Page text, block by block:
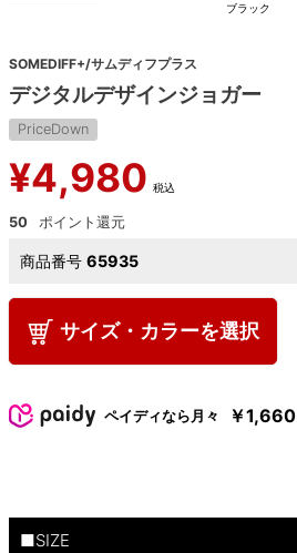
ブラック
SOMEDIFF+/サムディフプラス
デジタルデザインジョガー
PriceDown
¥4,980 税込
50
商品番号 65935
サイズ・カラーを選択
ペイディなら月々 ￥1,660
■SIZE